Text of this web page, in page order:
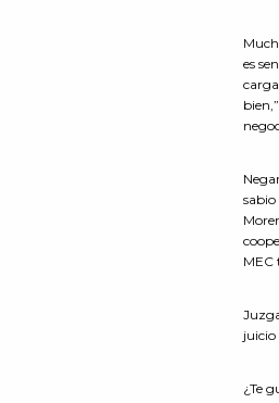
es
juicio
¿Te